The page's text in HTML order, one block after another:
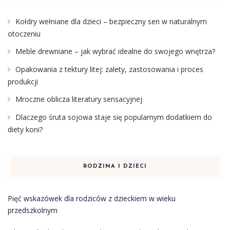
Kołdry wełniane dla dzieci – bezpieczny sen w naturalnym
otoczeniu
Meble drewniane – jak wybrać idealne do swojego wnętrza?
Opakowania z tektury litej: zalety, zastosowania i proces
produkcji
Mroczne oblicza literatury sensacyjnej
Dlaczego śruta sojowa staje się popularnym dodatkiem do
diety koni?
RODZINA I DZIECI
Pięć wskazówek dla rodziców z dzieckiem w wieku
przedszkolnym